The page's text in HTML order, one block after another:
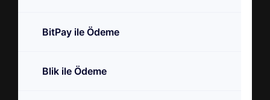
BitPay ile Ödeme
Blik ile Ödeme